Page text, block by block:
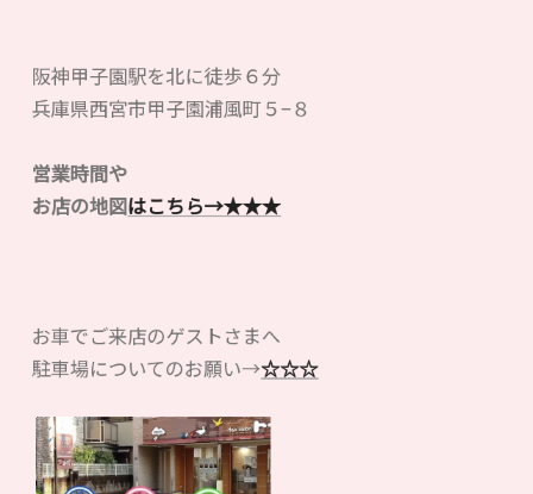
阪神甲子園駅を北に徒歩６分
兵庫県西宮市甲子園浦風町５−８
営業時間や
お店の地図はこちら→★★★
お車でご来店のゲストさまへ
駐車場についてのお願い→☆☆☆